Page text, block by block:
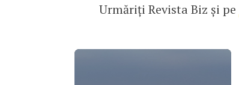
Urmăriți Revista Biz și pe